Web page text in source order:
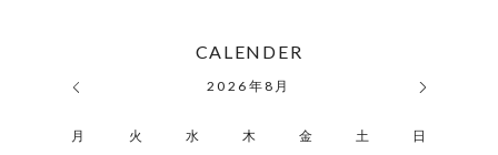
CALENDER
2026 年 8月
月 火 水 木 金 土 日